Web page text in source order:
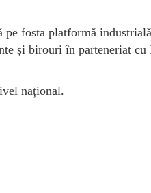
pe fosta platformă
și birouri în parteneriat cu
național.